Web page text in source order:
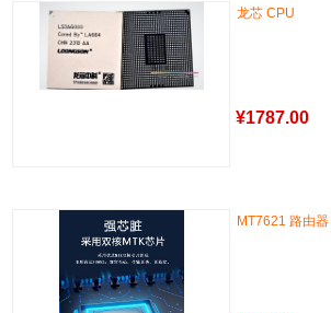
龙芯 CPU
¥1787.00
MT7621 路由